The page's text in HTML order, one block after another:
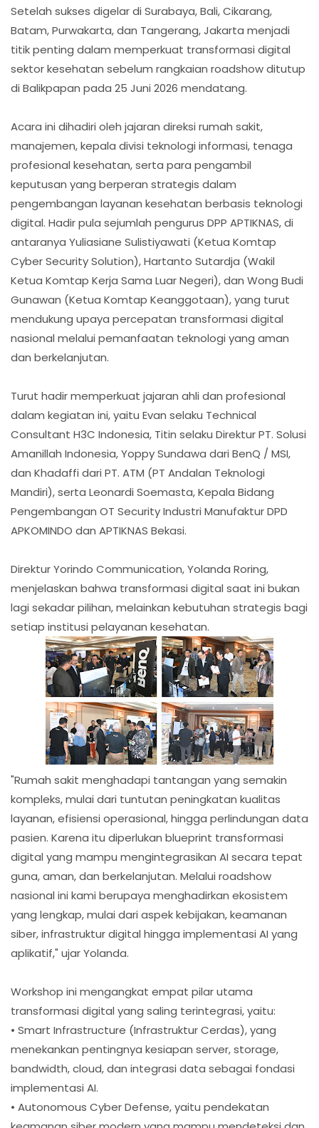
Setelah sukses digelar di Surabaya, Bali, Cikarang,
Batam, Purwakarta, dan Tangerang, Jakarta menjadi
titik penting dalam memperkuat transformasi digital
sektor kesehatan sebelum rangkaian roadshow ditutup
di Balikpapan pada 25 Juni 2026 mendatang.
Acara ini dihadiri oleh jajaran direksi rumah sakit,
manajemen, kepala divisi teknologi informasi, tenaga
profesional kesehatan, serta para pengambil
keputusan yang berperan strategis dalam
pengembangan layanan kesehatan berbasis teknologi
digital. Hadir pula sejumlah pengurus DPP APTIKNAS, di
antaranya Yuliasiane Sulistiyawati (Ketua Komtap
Cyber Security Solution), Hartanto Sutardja (Wakil
Ketua Komtap Kerja Sama Luar Negeri), dan Wong Budi
Gunawan (Ketua Komtap Keanggotaan), yang turut
mendukung upaya percepatan transformasi digital
nasional melalui pemanfaatan teknologi yang aman
dan berkelanjutan.
Turut hadir memperkuat jajaran ahli dan profesional
dalam kegiatan ini, yaitu Evan selaku Technical
Consultant H3C Indonesia, Titin selaku Direktur PT. Solusi
Amanillah Indonesia, Yoppy Sundawa dari BenQ / MSI,
dan Khadaffi dari PT. ATM (PT Andalan Teknologi
Mandiri), serta Leonardi Soemasta, Kepala Bidang
Pengembangan OT Security Industri Manufaktur DPD
APKOMINDO dan APTIKNAS Bekasi.
Direktur Yorindo Communication, Yolanda Roring,
menjelaskan bahwa transformasi digital saat ini bukan
lagi sekadar pilihan, melainkan kebutuhan strategis bagi
setiap institusi pelayanan kesehatan.
"Rumah sakit menghadapi tantangan yang semakin
kompleks, mulai dari tuntutan peningkatan kualitas
layanan, efisiensi operasional, hingga perlindungan data
pasien. Karena itu diperlukan blueprint transformasi
digital yang mampu mengintegrasikan AI secara tepat
guna, aman, dan berkelanjutan. Melalui roadshow
nasional ini kami berupaya menghadirkan ekosistem
yang lengkap, mulai dari aspek kebijakan, keamanan
siber, infrastruktur digital hingga implementasi AI yang
aplikatif," ujar Yolanda.
Workshop ini mengangkat empat pilar utama
transformasi digital yang saling terintegrasi, yaitu:
• Smart Infrastructure (Infrastruktur Cerdas), yang
menekankan pentingnya kesiapan server, storage,
bandwidth, cloud, dan integrasi data sebagai fondasi
implementasi AI.
• Autonomous Cyber Defense, yaitu pendekatan